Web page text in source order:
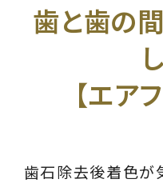
歯と歯の
【エア
歯石除去後着色が